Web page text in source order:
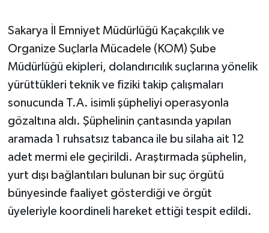
Sakarya İl Emniyet Müdürlüğü Kaçakçılık ve
Organize Suçlarla Mücadele (KOM) Şube
Müdürlüğü ekipleri, dolandırıcılık suçlarına yönelik
yürüttükleri teknik ve fiziki takip çalışmaları
sonucunda T.A. isimli şüpheliyi operasyonla
gözaltına aldı. Şüphelinin çantasında yapılan
aramada 1 ruhsatsız tabanca ile bu silaha ait 12
adet mermi ele geçirildi. Araştırmada şüphelin,
yurt dışı bağlantıları bulunan bir suç örgütü
bünyesinde faaliyet gösterdiği ve örgüt
üyeleriyle koordineli hareket ettiği tespit edildi.